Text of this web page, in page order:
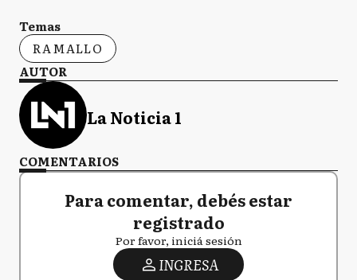
Temas
RAMALLO
AUTOR
La Noticia 1
COMENTARIOS
Para comentar, debés estar
registrado
Por favor, iniciá sesión
INGRESA